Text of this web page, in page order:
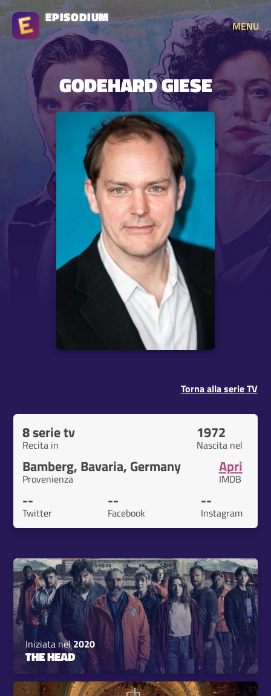
EPISODIUM
MENU
GODEHARD GIESE
Torna alla serie TV
8 serie tv
Recita in
1972
Nascita nel
Bamberg, Bavaria, Germany
Provenienza
Apri
IMDB
--
Twitter
--
Facebook
--
Instagram
Iniziata nel2020
THE HEAD